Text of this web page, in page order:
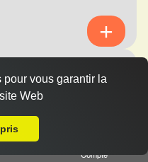
hachée,
Compte
vous garantir la
Web